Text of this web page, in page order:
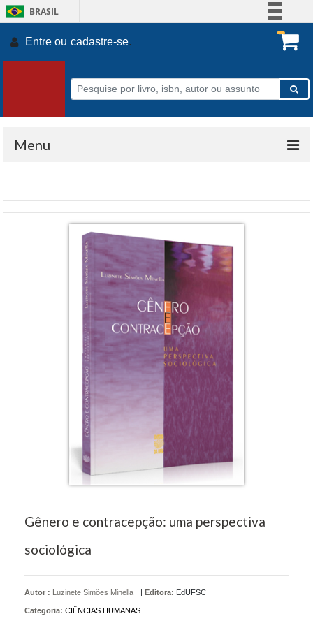
BRASIL
Participe
Acesso à informação
Legislação
Entre ou cadastre-se.
Menu
Gênero e contracepção: uma perspectiva
sociológica
Autor : Luzinete Simões Minella | Editora: EdUFSC
Categoria: CIÊNCIAS HUMANAS